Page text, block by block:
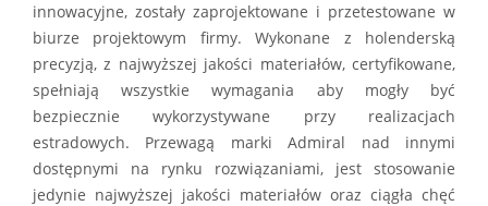
innowacyjne, zostały zaprojektowane i przetestowane w
biurze projektowym firmy. Wykonane z holenderską
precyzją, z najwyższej jakości materiałów, certyfikowane,
spełniają wszystkie wymagania aby mogły być
bezpiecznie wykorzystywane przy realizacjach
estradowych. Przewagą marki Admiral nad innymi
dostępnymi na rynku rozwiązaniami, jest stosowanie
jedynie najwyższej jakości materiałów oraz ciągła chęć